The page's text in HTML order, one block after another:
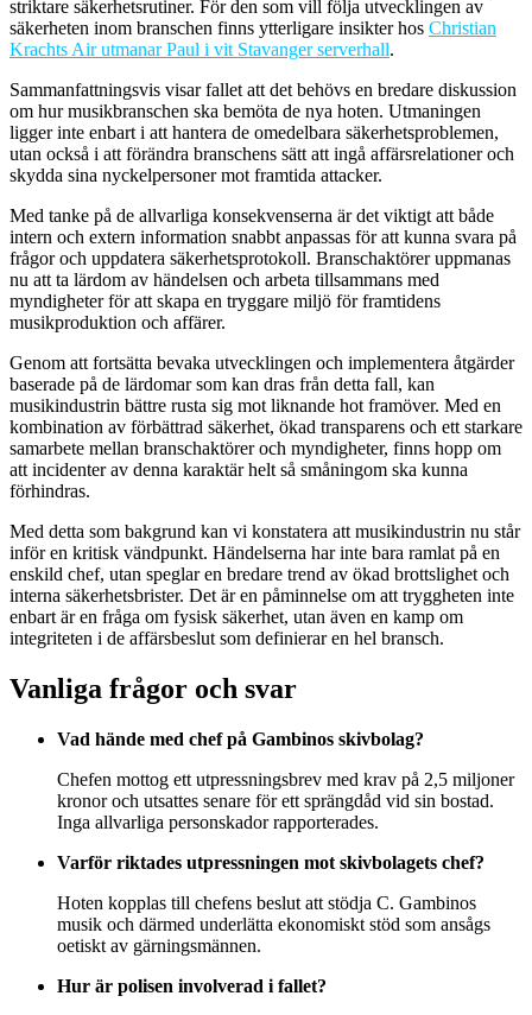
striktare säkerhetsrutiner. För den som vill följa utvecklingen av
säkerheten inom branschen finns ytterligare insikter hos Christian
Krachts Air utmanar Paul i vit Stavanger serverhall.
Sammanfattningsvis visar fallet att det behövs en bredare diskussion
om hur musikbranschen ska bemöta de nya hoten. Utmaningen
ligger inte enbart i att hantera de omedelbara säkerhetsproblemen,
utan också i att förändra branschens sätt att ingå affärsrelationer och
skydda sina nyckelpersoner mot framtida attacker.
Med tanke på de allvarliga konsekvenserna är det viktigt att både
intern och extern information snabbt anpassas för att kunna svara på
frågor och uppdatera säkerhetsprotokoll. Branschaktörer uppmanas
nu att ta lärdom av händelsen och arbeta tillsammans med
myndigheter för att skapa en tryggare miljö för framtidens
musikproduktion och affärer.
Genom att fortsätta bevaka utvecklingen och implementera åtgärder
baserade på de lärdomar som kan dras från detta fall, kan
musikindustrin bättre rusta sig mot liknande hot framöver. Med en
kombination av förbättrad säkerhet, ökad transparens och ett starkare
samarbete mellan branschaktörer och myndigheter, finns hopp om
att incidenter av denna karaktär helt så småningom ska kunna
förhindras.
Med detta som bakgrund kan vi konstatera att musikindustrin nu står
inför en kritisk vändpunkt. Händelserna har inte bara ramlat på en
enskild chef, utan speglar en bredare trend av ökad brottslighet och
interna säkerhetsbrister. Det är en påminnelse om att tryggheten inte
enbart är en fråga om fysisk säkerhet, utan även en kamp om
integriteten i de affärsbeslut som definierar en hel bransch.
Vanliga frågor och svar
Vad hände med chef på Gambinos skivbolag?
Chefen mottog ett utpressningsbrev med krav på 2,5 miljoner
kronor och utsattes senare för ett sprängdåd vid sin bostad.
Inga allvarliga personskador rapporterades.
Varför riktades utpressningen mot skivbolagets chef?
Hoten kopplas till chefens beslut att stödja C. Gambinos
musik och därmed underlätta ekonomiskt stöd som ansågs
oetiskt av gärningsmännen.
Hur är polisen involverad i fallet?